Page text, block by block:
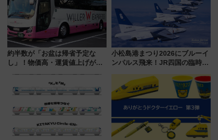
約半数が「お盆は帰省予定な
し」！物価高・運賃値上げが財
りたいけど……【WILLER お盆
帰省動向調査】
小松島港まつり2026にブルーイ
ンパルス飛来！JR四国の臨時ダ